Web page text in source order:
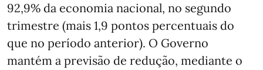
92,9% da economia nacional, no segundo
trimestre (mais 1,9 pontos percentuais do
que no período anterior). O Governo
mantém a previsão de redução, mediante o